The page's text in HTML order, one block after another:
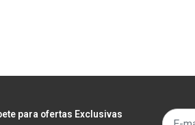
para ofertas Exclusivas